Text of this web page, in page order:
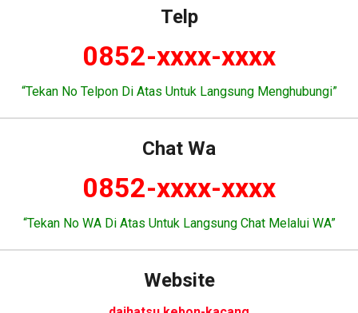
Telp
0852-xxxx-xxxx
“Tekan No Telpon Di Atas Untuk Langsung Menghubungi”
Chat Wa
0852-xxxx-xxxx
“Tekan No WA Di Atas Untuk Langsung Chat Melalui WA”
Website